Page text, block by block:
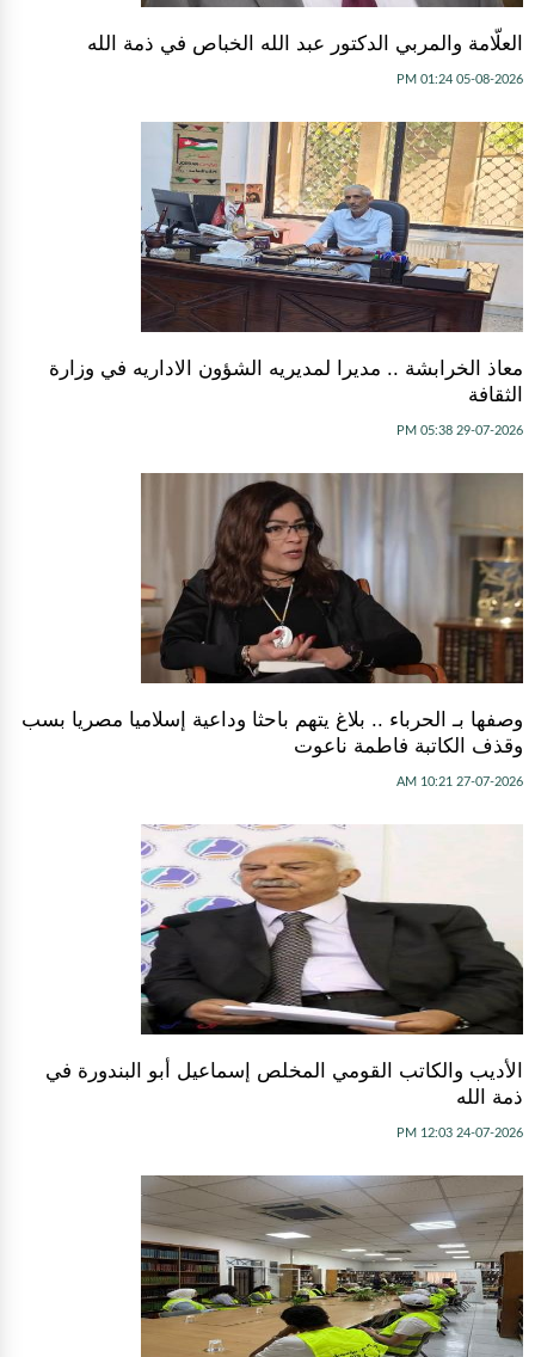
العلّامة والمربي الدكتور عبد الله الخباص في ذمة الله
05-08-2026 01:24 PM
معاذ الخرابشة .. مديرا لمديريه الشؤون الاداريه في وزارة
الثقافة
29-07-2026 05:38 PM
وصفها بـ الحرباء .. بلاغ يتهم باحثا وداعية إسلاميا مصريا بسب
وقذف الكاتبة فاطمة ناعوت
27-07-2026 10:21 AM
الأديب والكاتب القومي المخلص إسماعيل أبو البندورة في
ذمة الله
24-07-2026 12:03 PM